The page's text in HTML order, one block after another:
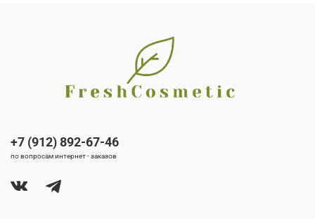
+7 (912) 892-67-46
по вопросам интернет - заказов